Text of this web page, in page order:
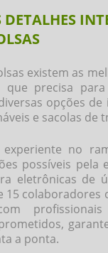
existem as
precisa para
opções
e sacolas de
no
possíveis pela
eletrônicas de
15 colaboradores
profissionais
a ponta.